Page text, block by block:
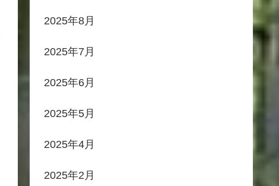
2025年8月
2025年7月
2025年6月
2025年5月
2025年4月
2025年2月